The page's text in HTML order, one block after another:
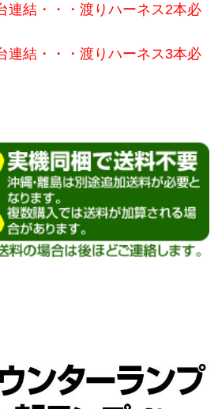
連結・・・渡りハーネス2本必
連結・・・渡りハーネス3本必